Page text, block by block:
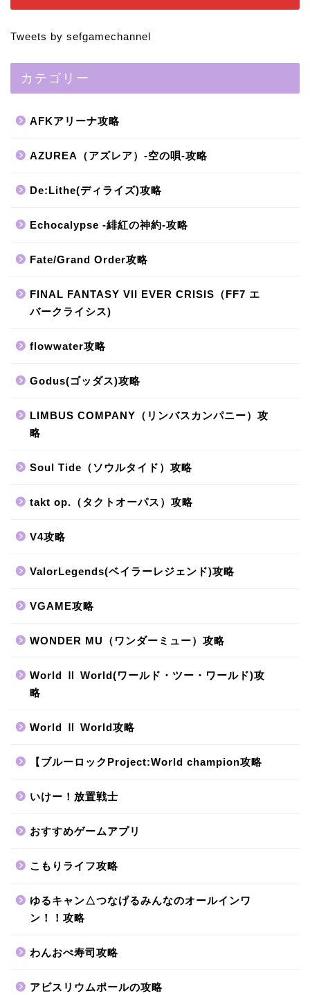
Tweets by sefgamechannel
カテゴリー
AFKアリーナ攻略
AZUREA（アズレア）-空の唄-攻略
De:Lithe(ディライズ)攻略
Echocalypse -緋紅の神約-攻略
Fate/Grand Order攻略
FINAL FANTASY VII EVER CRISIS（FF7 エ
バークライシス)
flowwater攻略
Godus(ゴッダス)攻略
LIMBUS COMPANY（リンバスカンパニー）攻
略
Soul Tide（ソウルタイド）攻略
takt op.（タクトオーパス）攻略
V4攻略
ValorLegends(ベイラーレジェンド)攻略
VGAME攻略
WONDER MU（ワンダーミュー）攻略
World Ⅱ World(ワールド・ツー・ワールド)攻
略
World Ⅱ World攻略
【ブルーロックProject:World champion攻略
いけー！放置戦士
おすすめゲームアプリ
こもりライフ攻略
ゆるキャン△つなげるみんなのオールインワ
ン！！攻略
わんおぺ寿司攻略
アビスリウムポールの攻略